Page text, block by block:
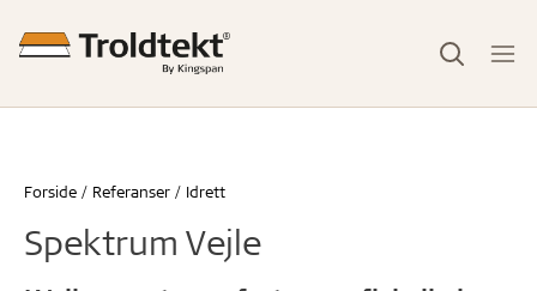
Forside Referanser Idrett
Spektrum Vejle